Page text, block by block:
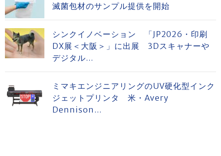
滅菌包材のサンプル提供を開始
シンクイノベーション 「JP2026・印刷
DX展＜大阪＞」に出展 3Dスキャナーや
デジタル...
ミマキエンジニアリングのUV硬化型インク
ジェットプリンタ 米・Avery
Dennison...